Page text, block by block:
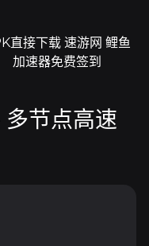
直接下载 速游网 鲤鱼
加速器免费签到
节点高速